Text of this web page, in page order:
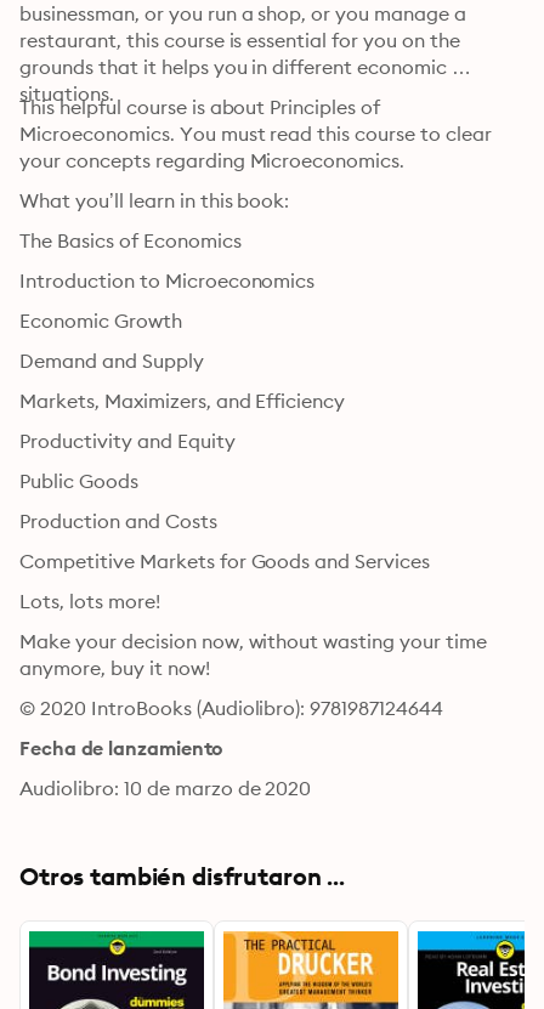
businessman, or you run a shop, or you manage a
restaurant, this course is essential for you on the
grounds that it helps you in different economic
situations.
This helpful course is about Principles of
Microeconomics. You must read this course to clear
The Basics of Economics
Economic Growth
Demand and Supply
Productivity and Equity
Public Goods
Production and Costs
Make your decision now, without wasting your time
anymore, buy it now!
© 2020 IntroBooks (Audiolibro): 9781987124644
Fecha de lanzamiento
Audiolibro: 10 de marzo de 2020
Otros también disfrutaron ...